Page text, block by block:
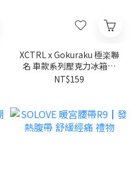
XCTRL x Gokuraku 極楽聯
名 車款系列壓克力冰箱貼
(7款)┃JDM經典車 居家 磁
NT$159